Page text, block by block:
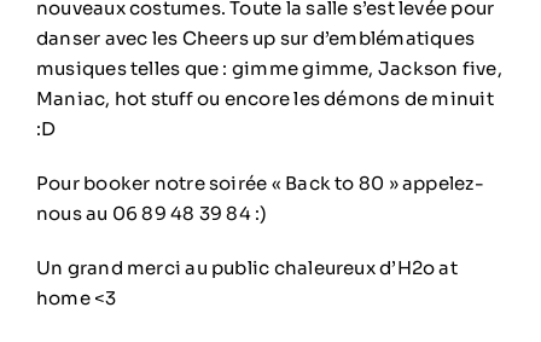
nouveaux costumes. Toute la salle s’est levée pour
danser avec les Cheers up sur d’emblématiques
musiques telles que : gimme gimme, Jackson five,
Maniac, hot stuff ou encore les démons de minuit
:D
Pour booker notre soirée « Back to 80 » appelez-
nous au 06 89 48 39 84 :)
Un grand merci au public chaleureux d’H2o at
home <3